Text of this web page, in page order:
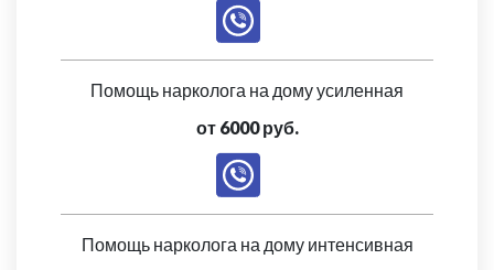
Помощь нарколога на дому усиленная
от 6000 руб.
Помощь нарколога на дому интенсивная